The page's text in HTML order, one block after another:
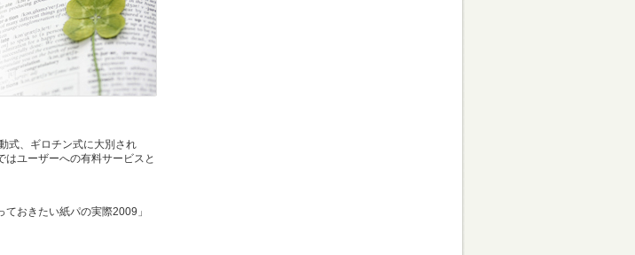
式、ギロチン式に大別され
ユーザーへの有料サービスと
実際2009」